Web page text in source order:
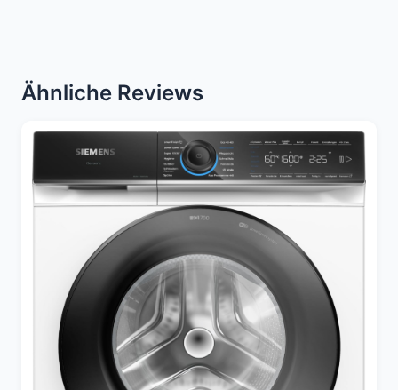
Ähnliche Reviews